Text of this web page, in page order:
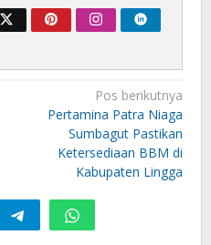
Pos berikutnya
Pertamina Patra Niaga
Sumbagut Pastikan
Ketersediaan BBM di
Kabupaten Lingga